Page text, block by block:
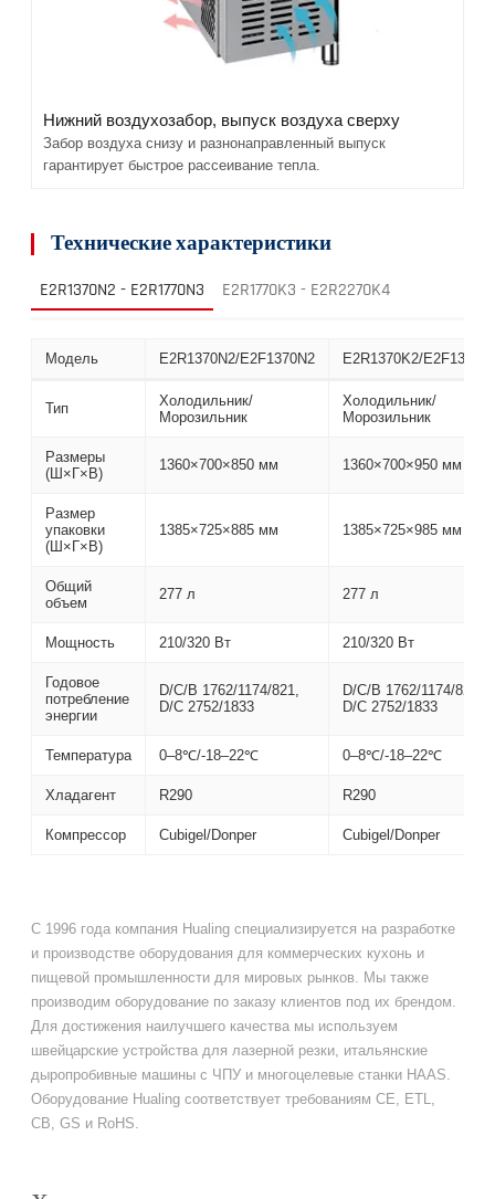
Нижний воздухозабор, выпуск воздуха сверху
Забор воздуха снизу и разнонаправленный выпуск
гарантирует быстрое рассеивание тепла.
Технические характеристики
E2R1370N2 - E2R1770N3 E2R1770K3 - E2R2270K4
Модель E2R1370N2/E2F1370N2 E2R1370K2/
Тип
Холодильник/
Морозильник
Холодильник/
Морозильник
Размеры
(Ш×Г×В)
1360×700×850 мм 1360×700×950 мм
Размер
упаковки
(Ш×Г×В)
1385×725×885 мм 1385×725×985 мм
Общий
объем
277 л 277 л
Мощность 210/320 Вт 210/320 Вт
Годовое
потребление
энергии
D/C/B 1762/1174/821,
D/C 2752/1833
D/C/B 1762/1174/821,
D/C 2752/1833
Температура 0–8℃/-18–22℃ 0–8℃/-18–22℃
Хладагент R290 R290
Компрессор Cubigel/Donper Cubigel/Donper
С 1996 года компания Hualing специализируется на разработке
и производстве оборудования для коммерческих кухонь и
пищевой промышленности для мировых рынков. Мы также
производим оборудование по заказу клиентов под их брендом.
Для достижения наилучшего качества мы используем
швейцарские устройства для лазерной резки, итальянские
дыропробивные машины с ЧПУ и многоцелевые станки HAAS.
Оборудование Hualing соответствует требованиям CE, ETL,
CB, GS и RoHS.